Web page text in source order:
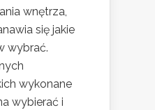
wnętrza,
się jakie
wybrać.
wykonane
wybierać i